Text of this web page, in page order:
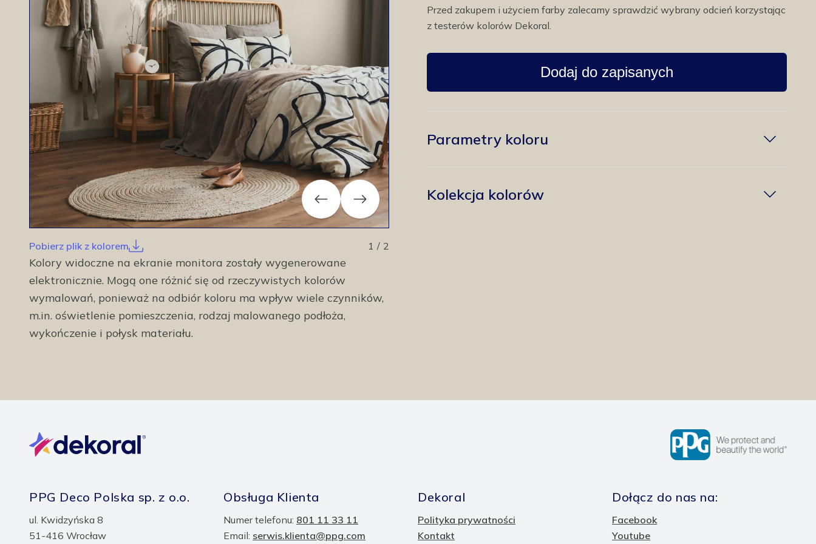
Previous Next
Pobierz plik z kolorem 1 / 2
Kolory widoczne na ekranie monitora zostały wygenerowane
elektronicznie. Mogą one różnić się od rzeczywistych kolorów
wymalowań, ponieważ na odbiór koloru ma wpływ wiele czynników,
m.in. oświetlenie pomieszczenia, rodzaj malowanego podłoża,
wykończenie i połysk materiału.
Przed zakupem i użyciem farby zalecamy sprawdzić wybrany odcień korzystając
z testerów kolorów Dekoral.
Dodaj do zapisanych
Parametry koloru
Kolekcja kolorów
PPG Deco Polska sp. z o.o.
ul. Kwidzyńska 8
51-416 Wrocław
Obsługa Klienta
Numer telefonu: 801 11 33 11
Email: serwis.klienta@ppg.com
Dekoral
Polityka prywatności
Kontakt
Dołącz do nas na:
Facebook
Youtube